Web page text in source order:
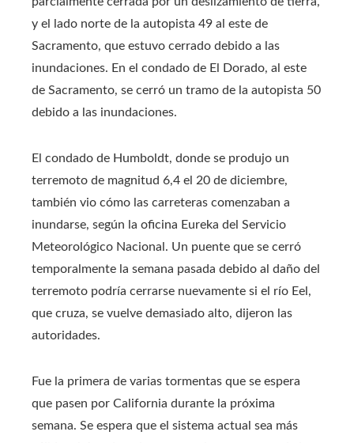
y el lado norte de la autopista 49 al este de
Sacramento, que estuvo cerrado debido a las
inundaciones. En el condado de El Dorado, al este
de Sacramento, se cerró un tramo de la autopista 50
debido a las inundaciones.
El condado de Humboldt, donde se produjo un
terremoto de magnitud 6,4 el 20 de diciembre,
también vio cómo las carreteras comenzaban a
inundarse, según la oficina Eureka del Servicio
Meteorológico Nacional. Un puente que se cerró
temporalmente la semana pasada debido al daño del
terremoto podría cerrarse nuevamente si el río Eel,
que cruza, se vuelve demasiado alto, dijeron las
autoridades.
Fue la primera de varias tormentas que se espera
que pasen por California durante la próxima
semana. Se espera que el sistema actual sea más